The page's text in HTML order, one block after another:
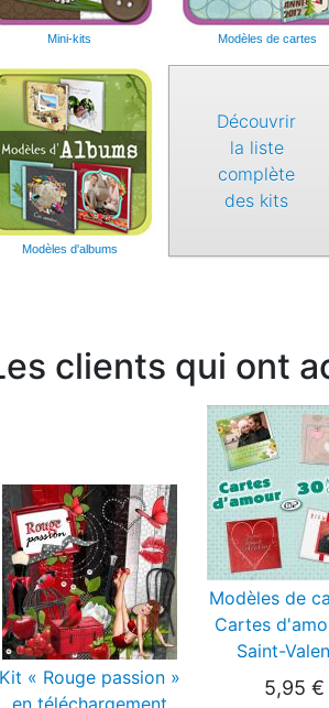
Mini-kits Modèles de cartes
Modèles d'albums
Découvrir
la liste
complète
des kits
clients qui ont
Kit « Rouge passion »
en téléchargement
Modèles de
Cartes
Saint-
5,95 €